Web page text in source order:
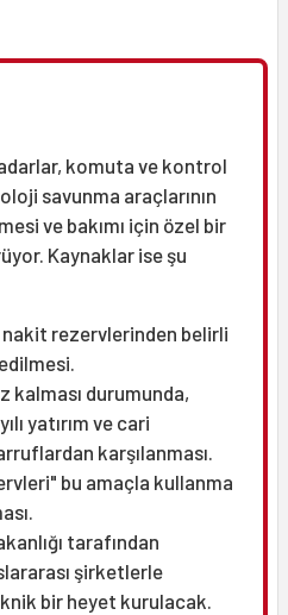
komuta ve kontrol
savunma araçlarının
ve bakımı için özel bir
Kaynaklar ise şu
rezervlerinden belirli
kalması durumunda,
yatırım ve cari
karşılanması.
bu amaçla kullanma
tarafından
şirketlerle
bir heyet kurulacak.